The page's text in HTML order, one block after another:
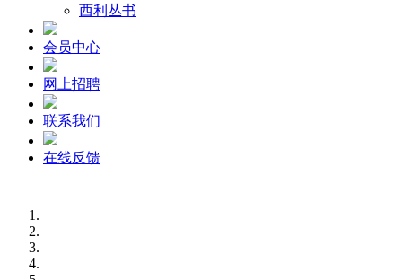
西利丛书
会员中心
网上招聘
联系我们
在线反馈